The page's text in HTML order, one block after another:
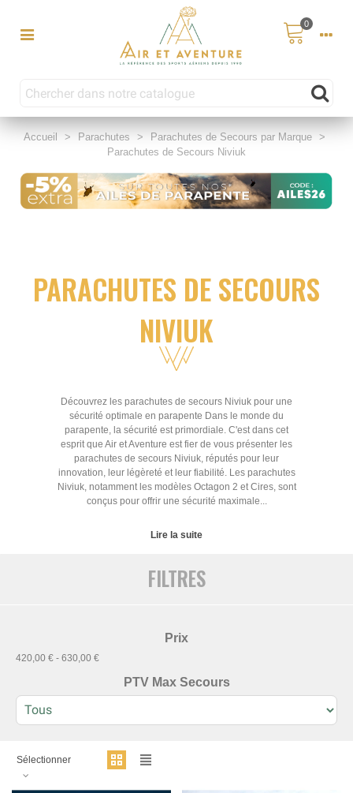
0
Accueil > Parachutes > Parachutes de Secours par Marque >
Parachutes de Secours Niviuk
FILTRES
Prix
420,00 € - 630,00 €
PTV Max Secours
PARACHUTES DE SECOURS
NIVIUK
Découvrez les parachutes de secours Niviuk pour une
sécurité optimale en parapente Dans le monde du
parapente, la sécurité est primordiale. C'est dans cet
esprit que Air et Aventure est fier de vous présenter les
parachutes de secours Niviuk, réputés pour leur
innovation, leur légèreté et leur fiabilité. Les parachutes
Niviuk, notamment les modèles Octagon 2 et Cires, sont
conçus pour offrir une sécurité maximale...
Lire la suite
Sélectionner